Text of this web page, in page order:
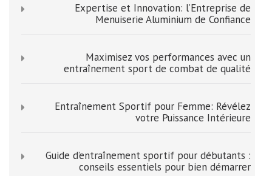
Expertise et Innovation: l’Entreprise de
Menuiserie Aluminium de Confiance
Maximisez vos performances avec un
entraînement sport de combat de qualité
Entraînement Sportif pour Femme: Révélez
votre Puissance Intérieure
Guide d’entraînement sportif pour débutants :
conseils essentiels pour bien démarrer